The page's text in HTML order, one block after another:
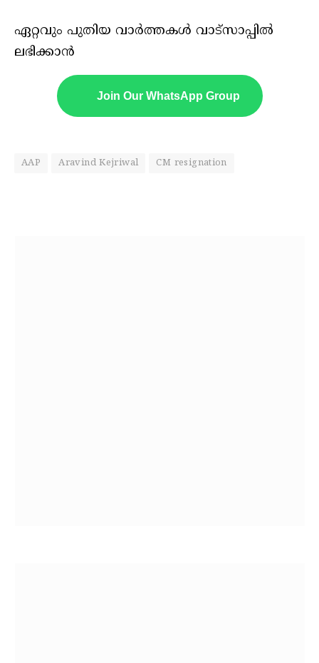
ഏറ്റവും പുതിയ വാർത്തകൾ വാട്സാപ്പിൽ
ലഭിക്കാൻ
Join Our WhatsApp Group
AAP Aravind Kejriwal CM resignation